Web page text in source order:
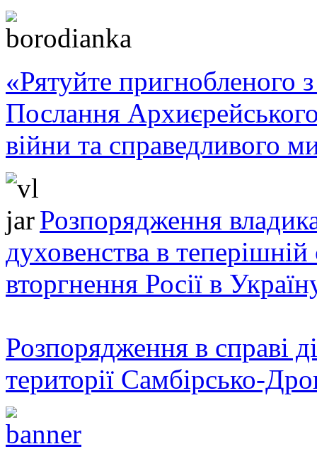
«Рятуйте пригнобленого
Послання
війни та справедливого
Розпорядження
духовенства в теперішній
вторгнення Росії в
Розпорядження в справі
території Самбірсько-